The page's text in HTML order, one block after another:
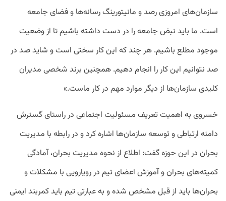
سازمان‌های امروزی رصد و مانیتورینگ رسانه‌ها و فضای جامعه
است. ما باید نبض جامعه را در دست داشته باشیم تا از وضعیت
موجود مطلع باشیم. هر چند که این کار سختی است و شاید صد در
صد نتوانیم این کار را انجام دهیم. همچنین برند شخصی مدیران
کلیدی سازمان‌ها از دیگر موارد مهم در کار ماست.»
خسروی به اهمیت تعریف مسئولیت اجتماعی در راستای گسترش
دامنه ارتباطی و توسعه سازمان‌‌ها اشاره کرد و در رابطه با مدیریت
بحران در این حوزه گفت: اطلاع از نحوه مدیریت بحران، آمادگی
کمیته‌های بحران و آموزش اعضای تیم در رویارویی با مشکلات و
بحران‌ها باید از قبل مشخص شده و به عبارتی تیم باید کمربند ایمنی